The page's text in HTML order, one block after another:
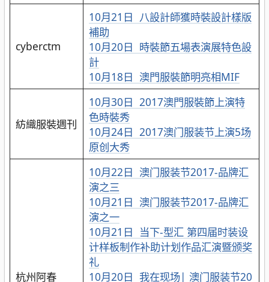
cyberctm
10月21日 八設計師獲時裝設計樣版
補助
10月20日 時裝節五場表演展特色設
計
10月18日 澳門服裝節明亮相MIF
紡織服裝週刊
10月30日 2017澳門服裝節上演特
色時裝秀
10月24日 2017澳门服装节上演5场
原创大秀
杭州阿春
10月22日 澳门服装节2017-品牌汇
演之三
10月21日 澳门服装节2017-品牌汇
演之一
10月21日 当下-型汇 第四届时装设
计样板制作补助计划作品汇演暨颁奖
礼
10月20日 我在现场| 澳门服装节20